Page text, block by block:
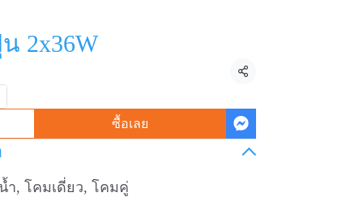
2x36W
แชร์
ซื้อเลย
, โคมเดี่ยว, โคมคู่